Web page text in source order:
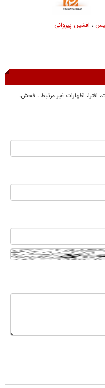
، افشین پیروانی
افترا، اظهارات غير مرتبط ، فحش،